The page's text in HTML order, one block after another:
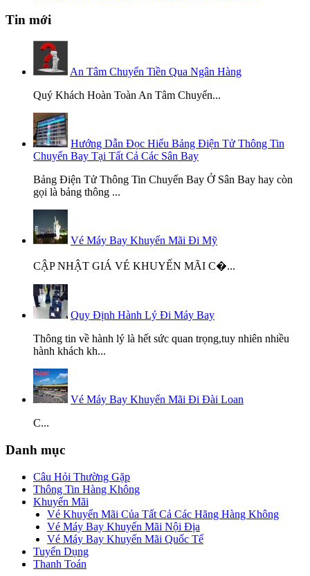
Tin mới
An Tâm Chuyển Tiền Qua Ngân Hàng
Quý Khách Hoàn Toàn An Tâm Chuyển...
Hướng Dẫn Đọc Hiểu Bảng Điện Tử Thông Tin
Chuyến Bay Tại Tất Cả Các Sân Bay
Bảng Điện Tử Thông Tin Chuyến Bay Ở Sân Bay hay còn
gọi là bảng thông ...
Vé Máy Bay Khuyến Mãi Đi Mỹ
CẬP NHẬT GIÁ VÉ KHUYẾN MÃI C�...
Quy Định Hành Lý Đi Máy Bay
Thông tin về hành lý là hết sức quan trọng,tuy nhiên nhiều
hành khách kh...
Vé Máy Bay Khuyến Mãi Đi Đài Loan
C...
Danh mục
Câu Hỏi Thường Gặp
Thông Tin Hàng Không
Khuyến Mãi
Vé Khuyến Mãi Của Tất Cả Các Hãng Hàng Không
Vé Máy Bay Khuyến Mãi Nội Địa
Vé Máy Bay Khuyến Mãi Quốc Tế
Tuyển Dụng
Thanh Toán